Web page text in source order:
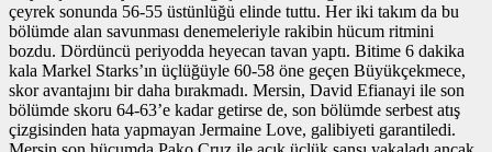
çeyrek sonunda 56-55 üstünlüğü elinde tuttu. Her iki takım da bu
bölümde alan savunması denemeleriyle rakibin hücum ritmini
bozdu. Dördüncü periyodda heyecan tavan yaptı. Bitime 6 dakika
kala Markel Starks’ın üçlüğüyle 60-58 öne geçen Büyükçekmece,
skor avantajını bir daha bırakmadı. Mersin, David Efianayi ile son
bölümde skoru 64-63’e kadar getirse de, son bölümde serbest atış
çizgisinden hata yapmayan Jermaine Love, galibiyeti garantiledi.